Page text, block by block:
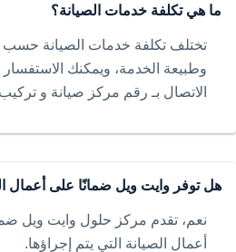
ما هي تكلفة خدمات الصيانة؟
تختلف تكلفة خدمات الصيانة حسب
وطبيعة الخدمة، ويمكنك الاستفسار
الاتصال بـ رقم مركز صيانة و
هل توفر وايت ويل ضمانًا على أعمال
نعم، تقدم مركز حلول وايت ويل
أعمال الصيانة التي يتم إجراؤها.